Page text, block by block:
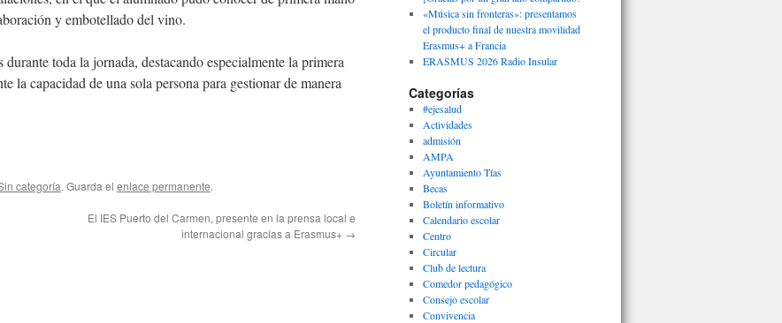
y embotellado del vino.
toda la jornada, destacando especialmente la primera
la capacidad de una sola persona para gestionar de manera
categoría. Guarda el enlace permanente.
El IES Puerto del Carmen, presente en la prensa local e
internacional gracias a Erasmus+ →
«Música sin fronteras»: presentamos
el producto final de nuestra movilidad
Erasmus+ a Francia
ERASMUS 2026 Radio Insular
Categorías
#ejesalud
Actividades
admisión
AMPA
Ayuntamiento Tías
Becas
Boletín informativo
Calendario escolar
Centro
Circular
Club de lectura
Comedor pedagógico
Consejo escolar
Convivencia